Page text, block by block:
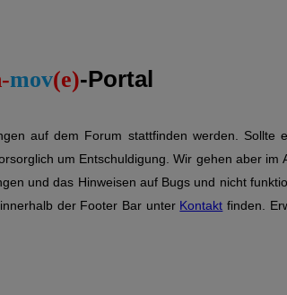
mov(e)-Portal
auf dem Forum stattfinden werden. Sollte
um Entschuldigung. Wir gehen aber im
und das Hinweisen auf Bugs und nicht
der Footer Bar unter Kontakt finden.